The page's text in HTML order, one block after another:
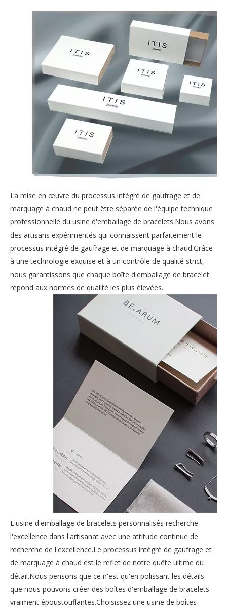
La mise en œuvre du processus intégré de gaufrage et de
marquage à chaud ne peut être séparée de l'équipe technique
professionnelle du usine d'emballage de bracelets.Nous avons
des artisans expérimentés qui connaissent parfaitement le
processus intégré de gaufrage et de marquage à chaud.Grâce
à une technologie exquise et à un contrôle de qualité strict,
nous garantissons que chaque boîte d'emballage de bracelet
répond aux normes de qualité les plus élevées.
L'usine d'emballage de bracelets personnalisés recherche
l'excellence dans l'artisanat avec une attitude continue de
recherche de l'excellence.Le processus intégré de gaufrage et
de marquage à chaud est le reflet de notre quête ultime du
détail.Nous pensons que ce n'est qu'en polissant les détails
que nous pouvons créer des boîtes d'emballage de bracelets
vraiment époustouflantes.Choisissez une usine de boîtes